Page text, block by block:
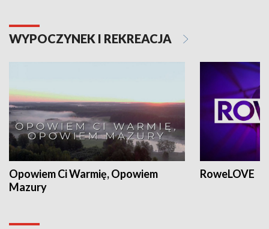
WYPOCZYNEK I REKREACJA
Opowiem Ci Warmię, Opowiem
Mazury
RoweLOVE